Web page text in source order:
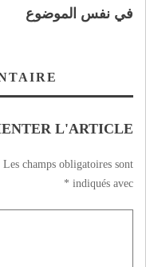
في نفس الموضوع
L'ARTICLE
Les champs obligatoires sont
indiqués avec
*